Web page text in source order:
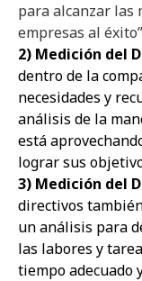
para alcanzar las
empresas al éxito”
2) Medición del
dentro de la
necesidades y
análisis de la
está
lograr sus
3) Medición del
directivos
un análisis para
las labores y
tiempo adecuado